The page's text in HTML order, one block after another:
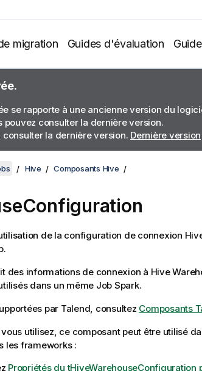
migration Guides d'évaluation
se rapporte à une ancienne version du
pouvez consulter la dernière version.
la dernière version. Dernière version
Hive Composants Hive
de la configuration de connexion
des informations de connexion à Hive
dans un même Job Spark.
par Talend, consultez Composants
utilisez, ce composant peut être utilisé
les frameworks :
Propriétés du tHiveWarehouseConfiguration